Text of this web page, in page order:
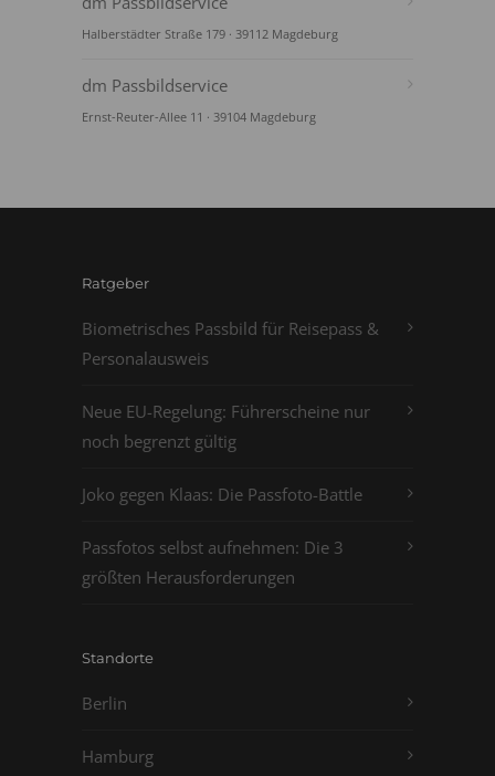
Halberstädter Straße 179 · 39112 Magdeburg
dm Passbildservice
Ernst-Reuter-Allee 11 · 39104 Magdeburg
Ratgeber
Biometrisches Passbild für Reisepass &
Personalausweis
Neue EU-Regelung: Führerscheine nur
noch begrenzt gültig
Joko gegen Klaas: Die Passfoto-Battle
Passfotos selbst aufnehmen: Die 3
größten Herausforderungen
Standorte
Berlin
Hamburg